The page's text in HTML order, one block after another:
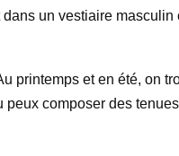
un vestiaire
printemps et en été, on
composer des